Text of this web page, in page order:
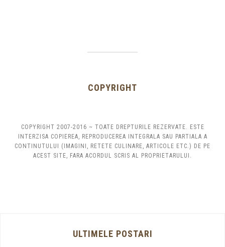
COPYRIGHT
COPYRIGHT 2007-2016 ~ TOATE DREPTURILE REZERVATE. ESTE
INTERZISA COPIEREA, REPRODUCEREA INTEGRALA SAU PARTIALA A
CONTINUTULUI (IMAGINI, RETETE CULINARE, ARTICOLE ETC.) DE PE
ACEST SITE, FARA ACORDUL SCRIS AL PROPRIETARULUI.
ULTIMELE POSTARI